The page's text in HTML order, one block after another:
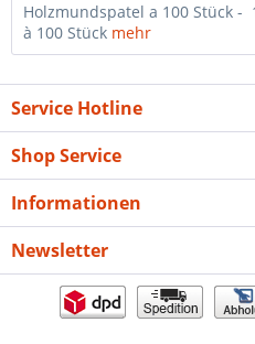
Holzmundspatel a 100 Stück -
à 100 Stück mehr
Service Hotline
Shop Service
Informationen
Newsletter